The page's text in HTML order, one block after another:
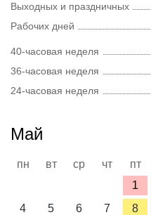
Выходных и праздничных
Рабочих дней
40-часовая неделя
36-часовая неделя
24-часовая неделя
Май
пн вт ср чт пт
1
4
5 6 7 8